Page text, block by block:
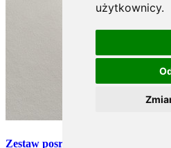
użytkownicy.
Zestaw posrebrzanych